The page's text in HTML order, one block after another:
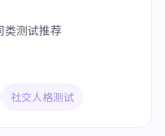
类测试推荐
社交人格测试